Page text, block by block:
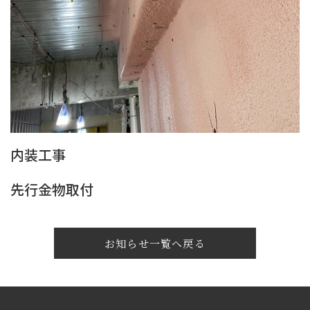
内装工事
先行金物取付
お知らせ一覧へ戻る